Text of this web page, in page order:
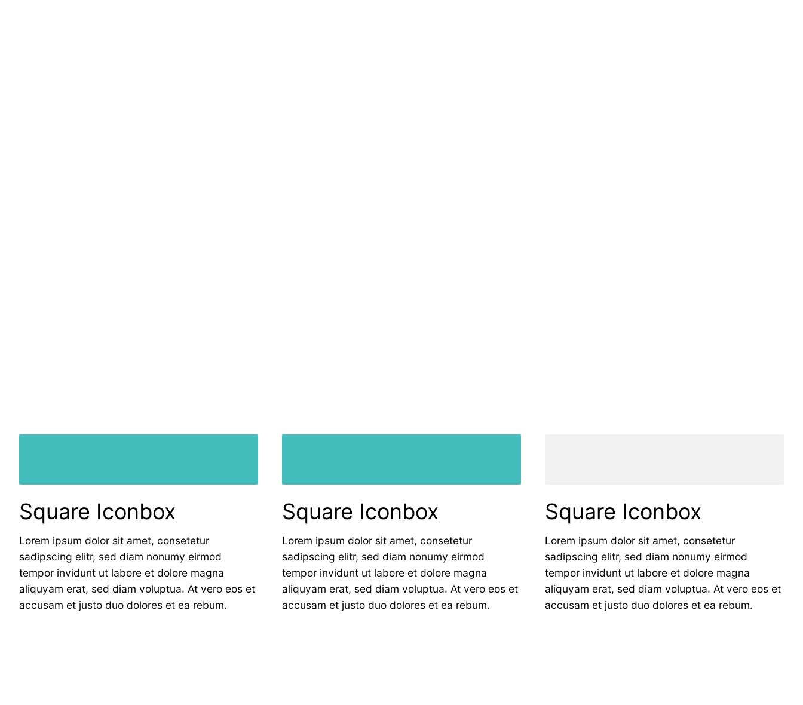
Square Iconbox
Lorem ipsum dolor sit amet, consetetur
sadipscing elitr, sed diam nonumy eirmod
tempor invidunt ut labore et dolore magna
aliquyam erat, sed diam voluptua. At vero eos et
accusam et justo duo dolores et ea rebum.
Square Iconbox
Lorem ipsum dolor sit amet, consetetur
sadipscing elitr, sed diam nonumy eirmod
tempor invidunt ut labore et dolore magna
aliquyam erat, sed diam voluptua. At vero eos et
accusam et justo duo dolores et ea rebum.
Square Iconbox
Lorem ipsum dolor sit amet, consetetur
sadipscing elitr, sed diam nonumy eirmod
tempor invidunt ut labore et dolore magna
aliquyam erat, sed diam voluptua. At vero eos et
accusam et justo duo dolores et ea rebum.